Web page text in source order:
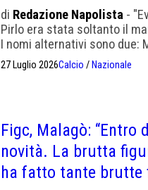
di Redazione Napolista -
Pirlo era stata soltanto il
I nomi alternativi sono due:
27 Luglio 2026Calcio / Nazionale
Figc, Malagò: “Entro
novità. La brutta
ha fatto tante brutte